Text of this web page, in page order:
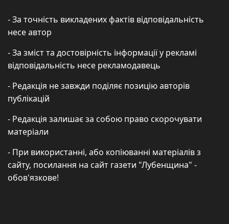
- За точність викладених фактів відповідальність
несе автор
- За зміст та достовірність інформації у рекламі
відповідальність несе рекламодавець
- Редакція не завжди поділяє позицію авторів
публікацій
- Редакція залишає за собою право скорочувати
матеріали
- При використанні, або копіюванні матеріалів з
сайту, посилання на сайт газети "Лубенщина" -
обов'язкове!